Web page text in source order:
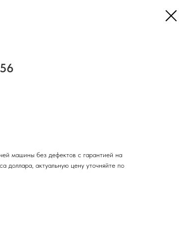
машины без дефектов с гарантией на
доллара, актуальную цену уточняйте по